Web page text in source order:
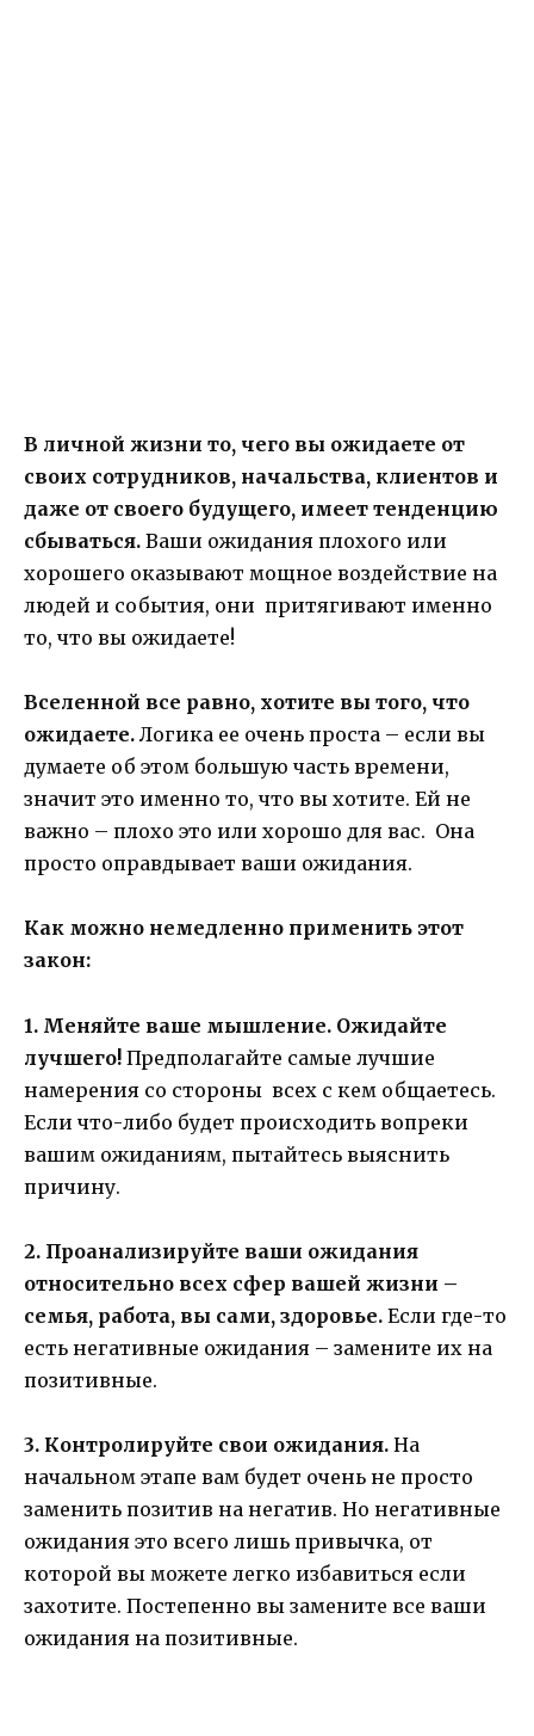
В личной жизни то, чего вы ожидаете от
своих сотрудников, начальства, клиентов и
даже от своего будущего, имеет тенденцию
сбываться. Ваши ожидания плохого или
хорошего оказывают мощное воздействие на
людей и события, они притягивают именно
то, что вы ожидаете!
Вселенной все равно, хотите вы того, что
ожидаете. Логика ее очень проста – если вы
думаете об этом большую часть времени,
значит это именно то, что вы хотите. Ей не
важно – плохо это или хорошо для вас. Она
просто оправдывает ваши ожидания.
Как можно немедленно применить этот
закон:
1. Меняйте ваше мышление. Ожидайте
лучшего! Предполагайте самые лучшие
намерения со стороны всех с кем общаетесь.
Если что-либо будет происходить вопреки
вашим ожиданиям, пытайтесь выяснить
причину.
2. Проанализируйте ваши ожидания
относительно всех сфер вашей жизни –
семья, работа, вы сами, здоровье. Если где-то
есть негативные ожидания – замените их на
позитивные.
3. Контролируйте свои ожидания. На
начальном этапе вам будет очень не просто
заменить позитив на негатив. Но негативные
ожидания это всего лишь привычка, от
которой вы можете легко избавиться если
захотите. Постепенно вы замените все ваши
ожидания на позитивные.